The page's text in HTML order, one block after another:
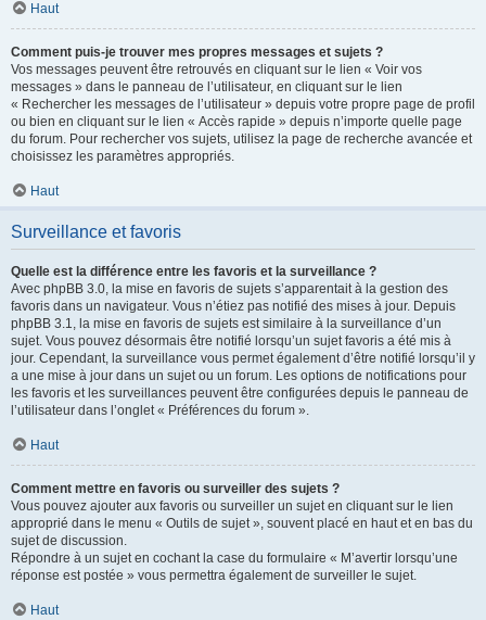
Haut
Comment puis-je trouver mes propres messages et sujets ?
Vos messages peuvent être retrouvés en cliquant sur le lien « Voir vos
messages » dans le panneau de l’utilisateur, en cliquant sur le lien
« Rechercher les messages de l’utilisateur » depuis votre propre page de profil
ou bien en cliquant sur le lien « Accès rapide » depuis n’importe quelle page
du forum. Pour rechercher vos sujets, utilisez la page de recherche avancée et
choisissez les paramètres appropriés.
Haut
Surveillance et favoris
Quelle est la différence entre les favoris et la surveillance ?
Avec phpBB 3.0, la mise en favoris de sujets s’apparentait à la gestion des
favoris dans un navigateur. Vous n’étiez pas notifié des mises à jour. Depuis
phpBB 3.1, la mise en favoris de sujets est similaire à la surveillance d’un
sujet. Vous pouvez désormais être notifié lorsqu’un sujet favoris a été mis à
jour. Cependant, la surveillance vous permet également d’être notifié lorsqu’il y
a une mise à jour dans un sujet ou un forum. Les options de notifications pour
les favoris et les surveillances peuvent être configurées depuis le panneau de
l’utilisateur dans l’onglet « Préférences du forum ».
Haut
Comment mettre en favoris ou surveiller des sujets ?
Vous pouvez ajouter aux favoris ou surveiller un sujet en cliquant sur le lien
approprié dans le menu « Outils de sujet », souvent placé en haut et en bas du
sujet de discussion.
Répondre à un sujet en cochant la case du formulaire « M’avertir lorsqu’une
réponse est postée » vous permettra également de surveiller le sujet.
Haut